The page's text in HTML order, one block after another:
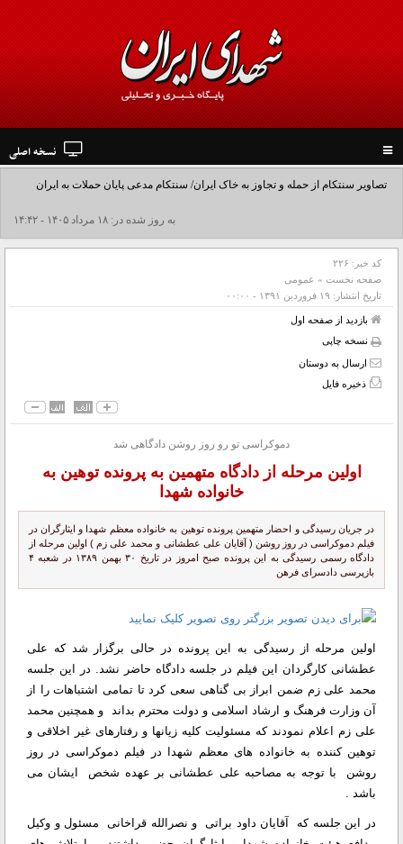
navigation
نسخه اصلی
تصاویر سنتکام از حمله و تجاوز به خاک ایران/ سنتکام مدعی پایان حملات به ایران
شد+فیلم به روز شده در: ۱۸ مرداد ۱۴۰۵ - ۱۴:۴۲
کد خبر: ۲۲۶
صفحه نخست » عمومی
تاریخ انتشار: ۱۹ فروردين ۱۳۹۱ - ۰۰:۰۰
بازدید از صفحه اول
نسخه چاپی
ارسال به دوستان
ذخیره فایل
دموکراسی تو رو روز روشن دادگاهی شد
اولین مرحله از دادگاه متهمین به پرونده توهین به
خانواده شهدا
در جریان رسیدگی و احضار متهمین پرونده توهین به خانواده معظم شهدا و ایثارگران در
فیلم دموکراسی در روز روشن ( آقایان علی عطشانی و محمد علی زم ) اولین مرحله از
دادگاه رسمی رسیدگی به این پرونده صبح امروز در تاریخ ۳۰ بهمن ۱۳۸۹ در شعبه ۴
بازپرسی دادسرای فرهن
اولین مرحله از رسیدگی به این پرونده در حالی برگزار شد که علی
عطشانی کارگردان این فیلم در جلسه دادگاه حاضر نشد. در این جلسه
محمد علی زم ضمن ابراز بی گناهی سعی کرد تا تمامی اشتباهات را از
آن وزارت فرهنگ و ارشاد اسلامی و دولت محترم بداند و همچنین محمد
علی زم اعلام نمودند که مسئولیت کلیه زیانها و رفتارهای غیر اخلاقی و
توهین کننده به خانواده های معظم شهدا در فیلم دموکراسی در روز
روشن با توجه به مصاحبه علی عطشانی بر عهده شخص ایشان می
باشد .
در این جلسه که آقایان داود براتی و نصرالله قراخانی مسئول و وکیل